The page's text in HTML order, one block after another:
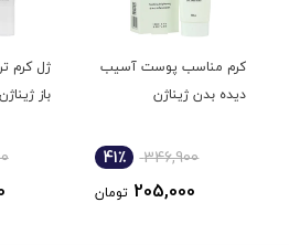
کرم مناسب پوست آسیب
دیده بدن ژیناژن
346,900 41٪
205,000 تومان
ژل کرم
باز ژیناژن